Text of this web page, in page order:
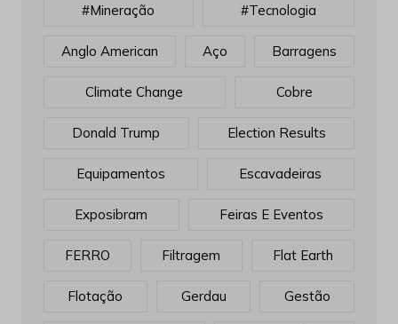
#mineração #tecnologia
Anglo American Aço Barragens
Climate Change Cobre
Donald Trump Election Results
Equipamentos Escavadeiras
Exposibram Feiras E Eventos
FERRO Filtragem Flat Earth
Flotação Gerdau Gestão